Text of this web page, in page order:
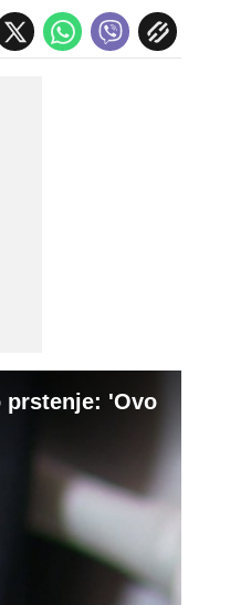
prstenje: 'Ovo